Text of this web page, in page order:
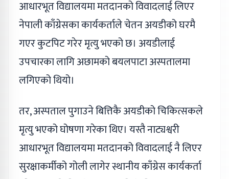
आधारभूत विद्यालयमा मतदानको विवादलाई लिएर
नेपाली काँग्रेसका कार्यकर्ताले चेतन अयडीको घरमै
गएर कुटपिट गरेर मृत्यु भएको छ। अयडीलाई
उपचारका लागि अछामको बयलपाटा अस्पतालमा
लगिएको थियो।
तर, अस्पताल पुगाउने बित्तिकै अयडीको चिकित्सकले
मृत्यु भएको घोषणा गरेका थिए। यस्तै नाट्यश्वरी
आधारभूत विद्यालयमा मतदानको विवादलाई नै लिएर
सुरक्षाकर्मीको गोली लागेर स्थानीय काँग्रेस कार्यकर्ता